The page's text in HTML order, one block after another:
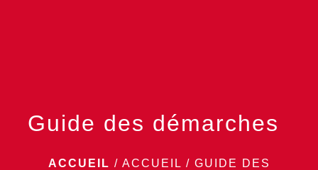
Guide des démarches
ACCUEIL / ACCUEIL / GUIDE DES